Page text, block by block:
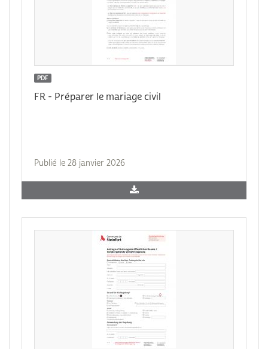
PDF
FR - Préparer le mariage civil
Publié le 28 janvier 2026